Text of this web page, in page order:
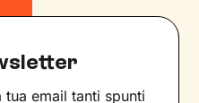
email tanti spunti